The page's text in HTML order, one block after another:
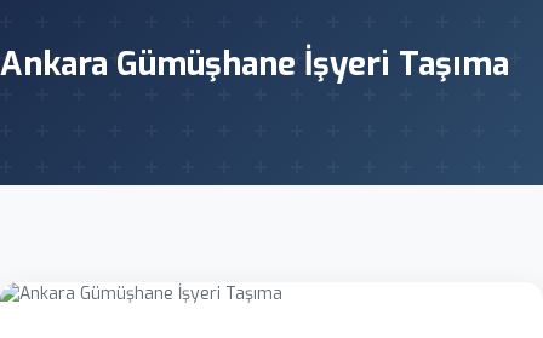
Ankara Gümüşhane İşyeri Taşıma